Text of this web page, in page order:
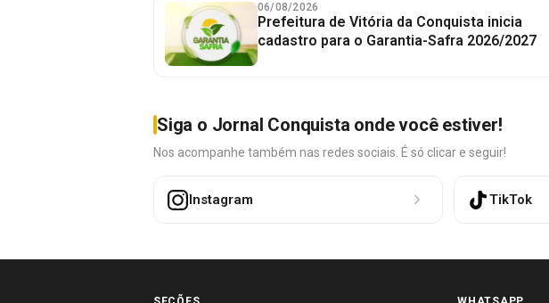
06/08/2026
Prefeitura de Vitória da Conquista inicia
cadastro para o Garantia-Safra 2026/2027
Siga o Jornal Conquista onde você estiver!
Nos acompanhe também nas redes sociais. É só clicar e seguir!
Instagram TikTok